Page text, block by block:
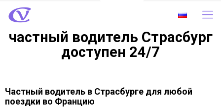
частный водитель Страсбург
доступен 24/7
Частный водитель в Страсбурге для любой
поездки во Францию